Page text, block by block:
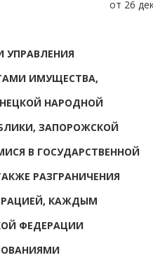
от 26
УПРАВЛЕНИЯ
ИМУЩЕСТВА,
НАРОДНОЙ
ЗАПОРОЖСКОЙ
В ГОСУДАРСТВЕННОЙ
РАЗГРАНИЧЕНИЯ
КАЖДЫМ
ФЕДЕРАЦИИ